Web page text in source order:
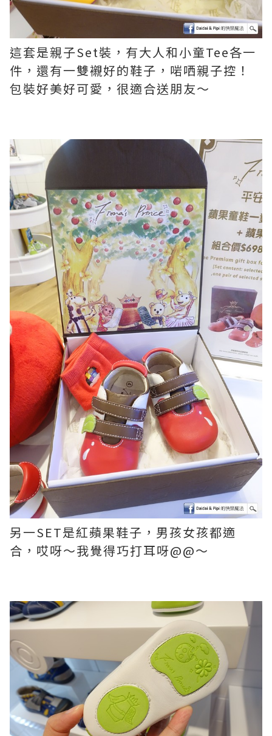
這套是親子Set裝，有大人和小童Tee各一
件，還有一雙襯好的鞋子，啱哂親子控！
包裝好美好可愛，很適合送朋友～
另一SET是紅蘋果鞋子，男孩女孩都適
合，哎呀～我覺得巧打耳呀@@～